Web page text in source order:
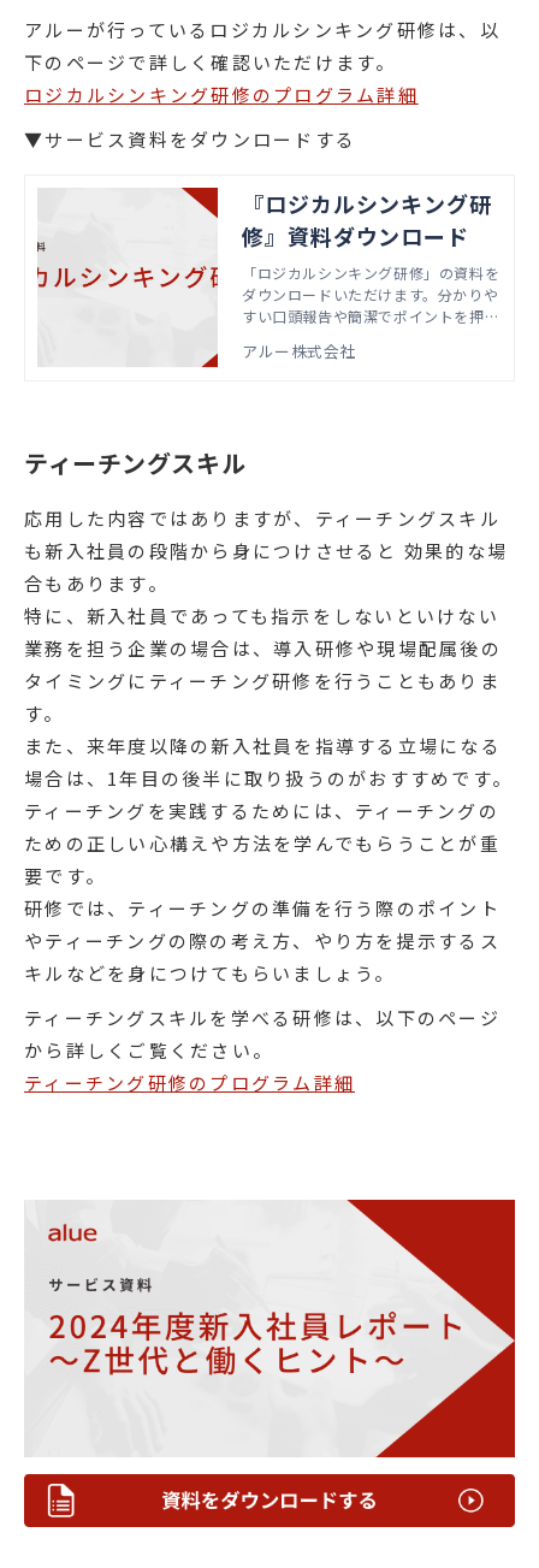
アルーが行っているロジカルシンキング研修は、以
下のページで詳しく確認いただけます。
ロジカルシンキング研修のプログラム詳細
▼サービス資料をダウンロードする
『ロジカルシンキング研
修』資料ダウンロード
「ロジカルシンキング研修」の資料を
ダウンロードいただけます。分かりや
すい口頭報告や簡潔でポイントを押さ
ビジネスの場面で役に立つロジカルシ
アルー株式会社
ティーチングスキル
応用した内容ではありますが、ティーチングスキル
も新入社員の段階から身につけさせると 効果的な場
合もあります。
特に、新入社員であっても指示をしないといけない
業務を担う企業の場合は、導入研修や現場配属後の
タイミングにティーチング研修を行うこともありま
す。
また、来年度以降の新入社員を指導する立場になる
場合は、1年目の後半に取り扱うのがおすすめです。
ティーチングを実践するためには、ティーチングの
ための正しい心構えや方法を学んでもらうことが重
要です。
研修では、ティーチングの準備を行う際のポイント
やティーチングの際の考え方、やり方を提示するス
キルなどを身につけてもらいましょう。
ティーチングスキルを学べる研修は、以下のページ
から詳しくご覧ください。
ティーチング研修のプログラム詳細